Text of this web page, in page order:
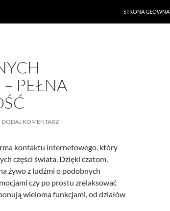
STRONA GŁÓWNA
PEŁNA
DODAJ KOMENTARZ
kontaktu internetowego, który
części świata. Dzięki czatom,
żywo z ludźmi o podobnych
czy po prostu zrelaksować
wieloma funkcjami, od działów